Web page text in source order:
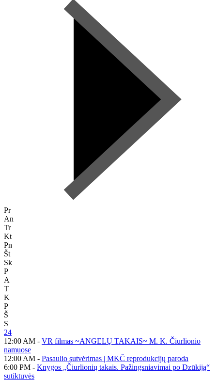
Pr
An
Tr
Kt
Pn
Št
Sk
P
A
T
K
P
Š
S
24
12:00 AM - VR filmas ~ANGELŲ TAKAIS~ M. K. Čiurlionio
namuose
12:00 AM - Pasaulio sutvėrimas | MKČ reprodukcijų paroda
6:00 PM - Knygos „Čiurlionių takais. Pažingsniavimai po Dzūkiją“
sutiktuvės